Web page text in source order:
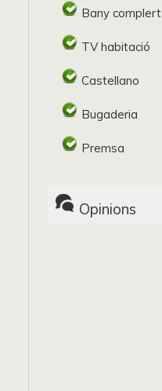
Bany complert
TV habitació
Castellano
Bugaderia
Premsa
Opinions